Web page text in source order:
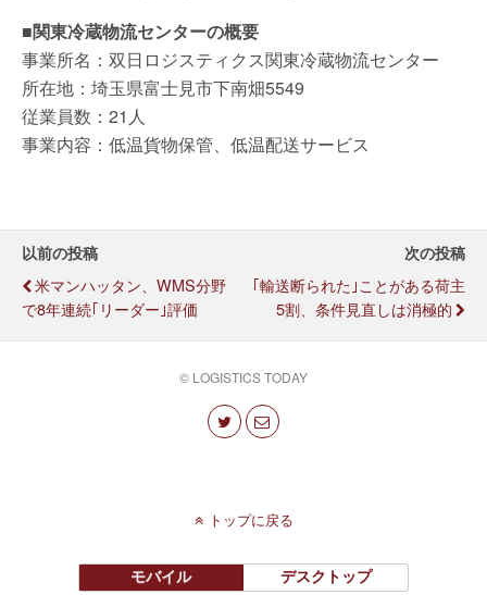
■関東冷蔵物流センターの概要
事業所名：双日ロジスティクス関東冷蔵物流センター
所在地：埼玉県富士見市下南畑5549
従業員数：21人
事業内容：低温貨物保管、低温配送サービス
以前の投稿
米マンハッタン、WMS分野
で8年連続｢リーダー｣評価
次の投稿
｢輸送断られた｣ことがある荷主
5割、条件見直しは消極的
© LOGISTICS TODAY
トップに戻る
モバイル デスクトップ